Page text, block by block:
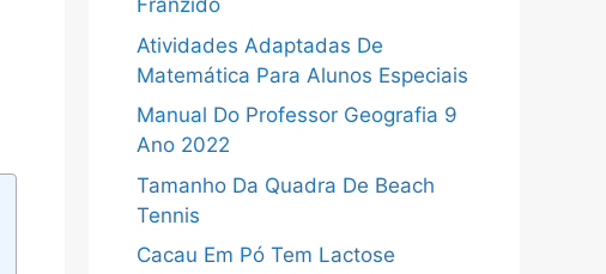
Franzido
Atividades Adaptadas De
Matemática Para Alunos Especiais
Manual Do Professor Geografia 9
Ano 2022
Tamanho Da Quadra De Beach
Tennis
Cacau Em Pó Tem Lactose